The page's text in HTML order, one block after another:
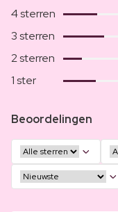
4 sterren
3 sterren
2 sterren
1 ster
Beoordelingen